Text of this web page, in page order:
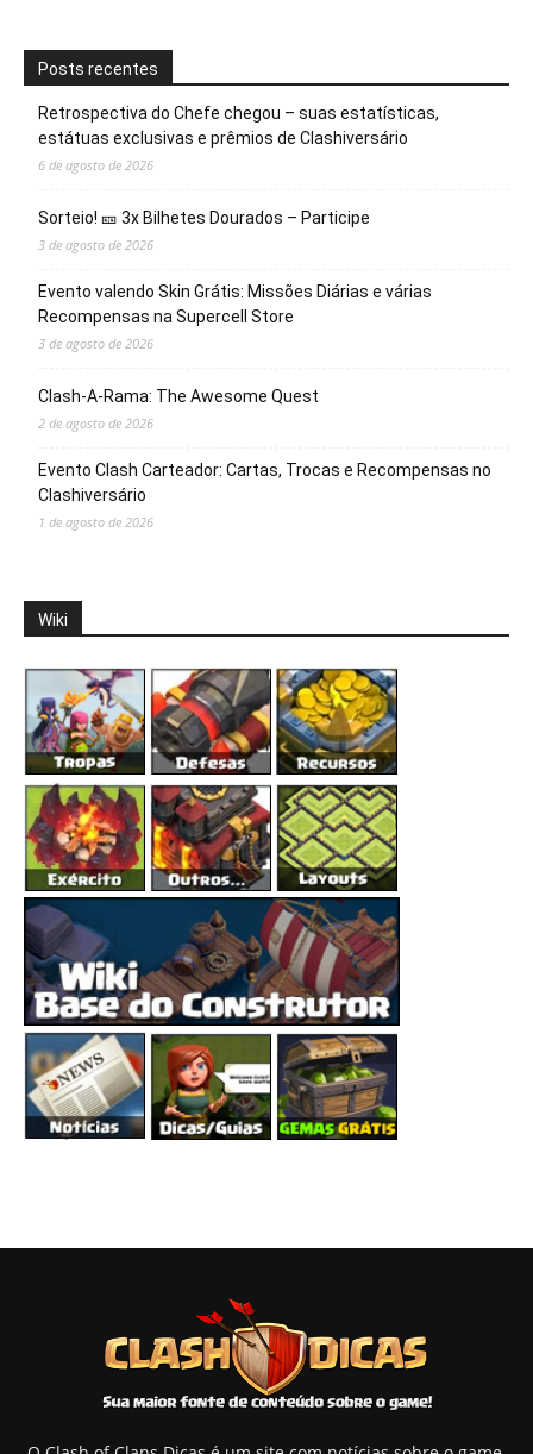
Posts recentes
Retrospectiva do Chefe chegou – suas estatísticas,
estátuas exclusivas e prêmios de Clashiversário
6 de agosto de 2026
Sorteio! 🎫 3x Bilhetes Dourados – Participe
3 de agosto de 2026
Evento valendo Skin Grátis: Missões Diárias e várias
Recompensas na Supercell Store
3 de agosto de 2026
Clash-A-Rama: The Awesome Quest
2 de agosto de 2026
Evento Clash Carteador: Cartas, Trocas e Recompensas no
Clashiversário
1 de agosto de 2026
Wiki